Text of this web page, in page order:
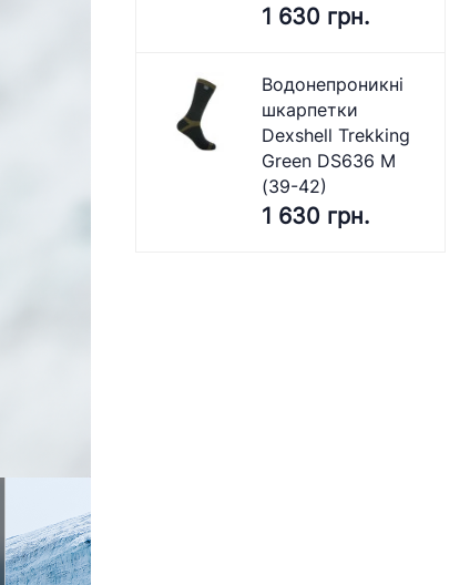
1 630 грн.
Водонепроникні
шкарпетки
Dexshell Trekking
Green DS636 M
(39-42)
1 630 грн.